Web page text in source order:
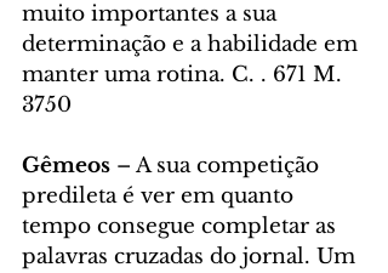
muito importantes a sua
determinação e a habilidade em
manter uma rotina. C. . 671 M.
3750
Gêmeos – A sua competição
predileta é ver em quanto
tempo consegue completar as
palavras cruzadas do jornal. Um